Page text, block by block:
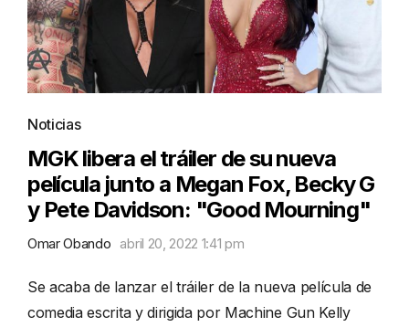
Noticias
MGK libera el tráiler de su nueva
película junto a Megan Fox, Becky G
y Pete Davidson: "Good Mourning"
Omar Obando abril 20, 2022 1:41 pm
Se acaba de lanzar el tráiler de la nueva película de
comedia escrita y dirigida por Machine Gun Kelly